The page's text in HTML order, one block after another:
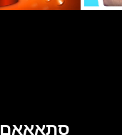
סתאאאם